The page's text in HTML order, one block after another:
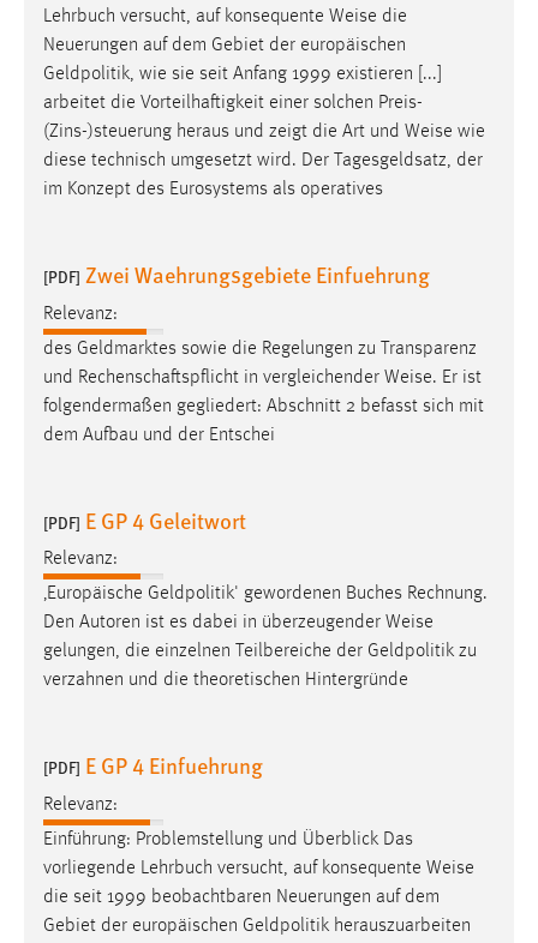
Lehrbuch versucht, auf konsequente Weise die
Neuerungen auf dem Gebiet der europäischen
Geldpolitik, wie sie seit Anfang 1999 existieren [...]
arbeitet die Vorteilhaftigkeit einer solchen Preis-
(Zins-)steuerung heraus und zeigt die Art und Weise wie
diese technisch umgesetzt wird. Der Tagesgeldsatz, der
im Konzept des Eurosystems als operatives
[PDF] Zwei Waehrungsgebiete Einfuehrung
Relevanz:
des Geldmarktes sowie die Regelungen zu Transparenz
und Rechenschaftspflicht in vergleichender Weise. Er ist
folgendermaßen gegliedert: Abschnitt 2 befasst sich mit
dem Aufbau und der Entschei
[PDF] E GP 4 Geleitwort
Relevanz:
‚Europäische Geldpolitik' gewordenen Buches Rechnung.
Den Autoren ist es dabei in überzeugender Weise
gelungen, die einzelnen Teilbereiche der Geldpolitik zu
verzahnen und die theoretischen Hintergründe
[PDF] E GP 4 Einfuehrung
Relevanz:
Einführung: Problemstellung und Überblick Das
vorliegende Lehrbuch versucht, auf konsequente Weise
die seit 1999 beobachtbaren Neuerungen auf dem
Gebiet der europäischen Geldpolitik herauszuarbeiten